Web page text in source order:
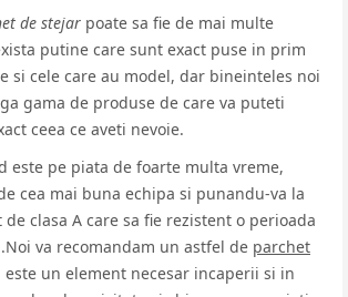
de stejar poate sa fie de mai multe
putine care sunt exact puse in prim
si cele care au model, dar bineinteles noi
gama de produse de care va puteti
ceea ce aveti nevoie.
este pe piata de foarte multa vreme,
cea mai buna echipa si punandu-va la
clasa A care sa fie rezistent o perioada
va recomandam un astfel de parchet
este un element necesar incaperii si in